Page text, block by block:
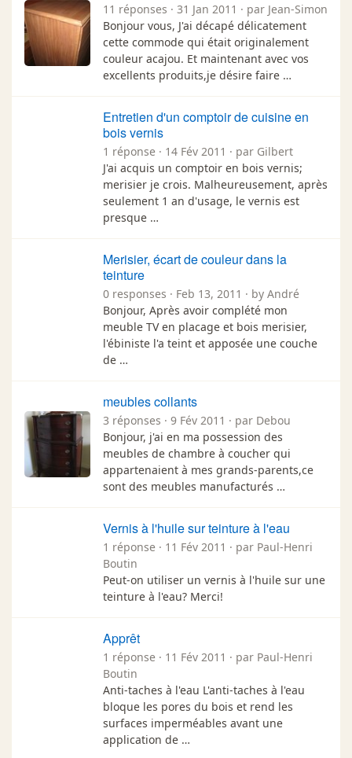
11 réponses · 31 Jan 2011 · par Jean-Simon
Bonjour vous, J'ai décapé délicatement
cette commode qui était originalement
couleur acajou. Et maintenant avec vos
excellents produits,je désire faire …
Entretien d'un comptoir de cuisine en
bois vernis
1 réponse · 14 Fév 2011 · par Gilbert
J'ai acquis un comptoir en bois vernis;
merisier je crois. Malheureusement, après
seulement 1 an d'usage, le vernis est
presque …
Merisier, écart de couleur dans la
teinture
0 responses · Feb 13, 2011 · by André
Bonjour, Après avoir complété mon
meuble TV en placage et bois merisier,
l'ébiniste l'a teint et apposée une couche
de …
meubles collants
3 réponses · 9 Fév 2011 · par Debou
Bonjour, j'ai en ma possession des
meubles de chambre à coucher qui
appartenaient à mes grands-parents,ce
sont des meubles manufacturés …
Vernis à l'huile sur teinture à l'eau
1 réponse · 11 Fév 2011 · par Paul-Henri
Boutin
Peut-on utiliser un vernis à l'huile sur une
teinture à l'eau? Merci!
Apprêt
1 réponse · 11 Fév 2011 · par Paul-Henri
Boutin
Anti-taches à l'eau L'anti-taches à l'eau
bloque les pores du bois et rend les
surfaces imperméables avant une
application de …